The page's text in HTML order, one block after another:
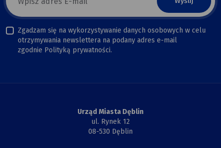
newsletter
Zgadzam się na wykorzystywanie danych osobowych w celu
otrzymywania newslettera na podany adres e-mail
zgodnie Polityką prywatności.
Urząd Miasta Dęblin
ul. Rynek 12
08-530 Dęblin